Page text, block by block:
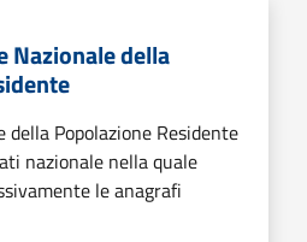
Nazionale della
della Popolazione Residente
nazionale nella quale
le anagrafi